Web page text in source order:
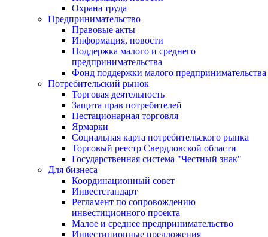
Охрана труда
Предпринимательство
Правовые акты
Информация, новости
Поддержка малого и среднего
предпринимательства
Фонд поддержки малого предпринимательства
Потребительский рынок
Торговая деятельность
Защита прав потребителей
Нестационарная торговля
Ярмарки
Социальная карта потребительского рынка
Торговый реестр Свердловской области
Государственная система "Честный знак"
Для бизнеса
Координационный совет
Инвестстандарт
Регламент по сопровождению
инвестиционного проекта
Малое и среднее предпринимательство
Инвестиционные предложения